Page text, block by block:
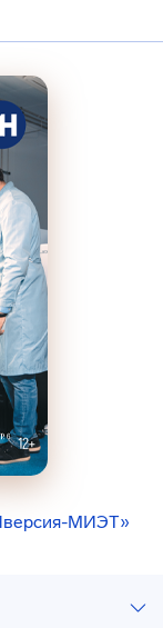
МИЭТ»